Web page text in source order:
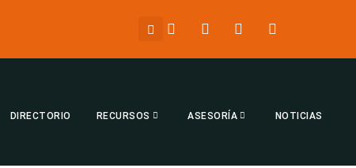
DIRECTORIO RECURSOS ASESORÍA NOTICIAS